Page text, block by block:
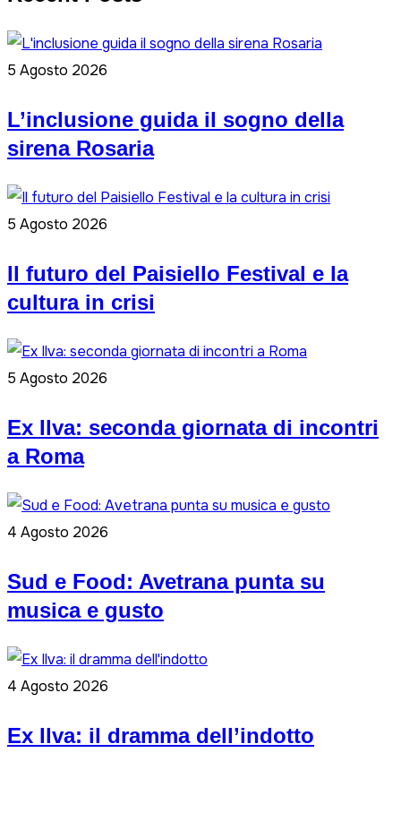
5 Agosto 2026
L’inclusione guida il sogno della
sirena Rosaria
5 Agosto 2026
Il futuro del Paisiello Festival e la
cultura in crisi
5 Agosto 2026
Ex Ilva: seconda giornata di incontri
a Roma
4 Agosto 2026
Sud e Food: Avetrana punta su
musica e gusto
4 Agosto 2026
Ex Ilva: il dramma dell’indotto